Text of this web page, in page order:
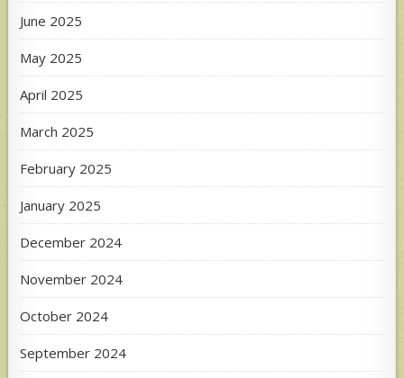
June 2025
May 2025
April 2025
March 2025
February 2025
January 2025
December 2024
November 2024
October 2024
September 2024